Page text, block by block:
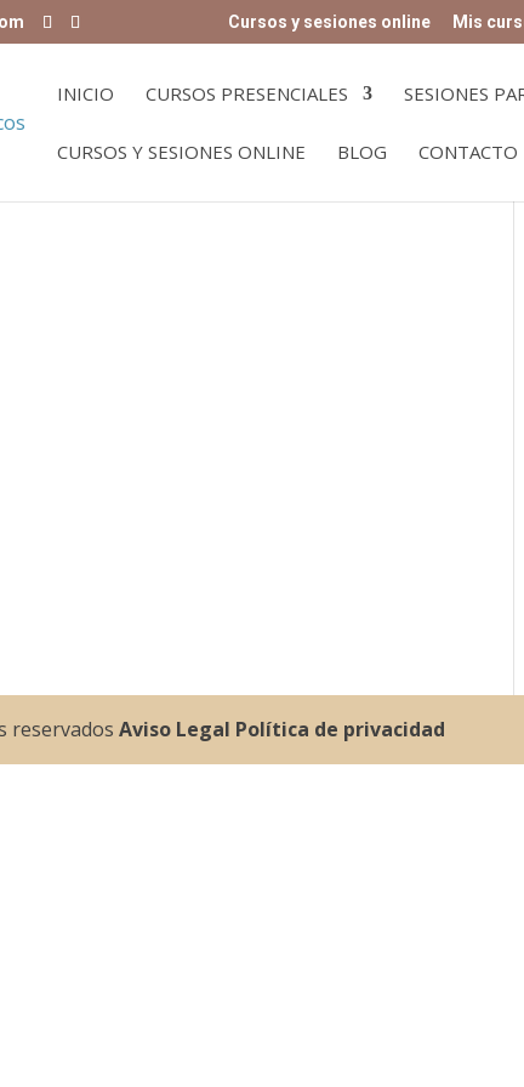
Cursos y sesiones online Mis
INICIO CURSOS PRESENCIALES SESIONES
CURSOS Y SESIONES ONLINE BLOG CONTACTO
reservadosAviso Legal Política de privacidad